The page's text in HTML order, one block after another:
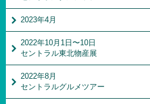
2023年4月
2022年10月1日〜10日
セントラル東北物産展
2022年8月
セントラルグルメツアー